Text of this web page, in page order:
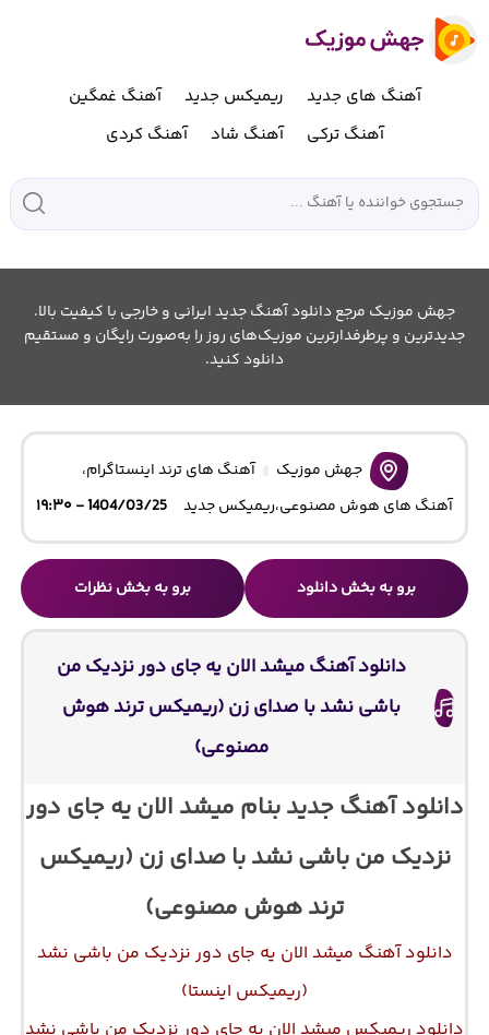
آهنگ های جدید ریمیکس جدید
آهنگ غمگین
آهنگ ترکی
آهنگ شاد آهنگ کردی
جهش موزیک مرجع دانلود آهنگ جدید ایرانی و خارجی با کیفیت بالا.
جدیدترین و پرطرفدارترین موزیک‌های روز را به‌صورت رایگان و مستقیم
دانلود کنید.
جهش موزیک آهنگ های ترند اینستاگرام،
آهنگ های هوش مصنوعی،ریمیکس جدید 1404/03/25 - ۱۹:۳۰
برو به بخش دانلود برو به بخش نظرات
دانلود آهنگ میشد الان یه جای دور نزدیک من
باشی نشد با صدای زن (ریمیکس ترند هوش
مصنوعی)
دانلود آهنگ جدید بنام میشد الان یه جای دور
نزدیک من باشی نشد با صدای زن (ریمیکس
ترند هوش مصنوعی)
دانلود آهنگ میشد الان یه جای دور نزدیک من باشی نشد
(ریمیکس اینستا)